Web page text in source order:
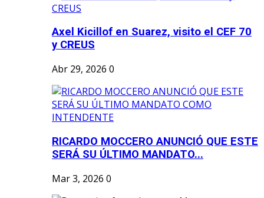
Axel Kicillof en Suarez, visito el CEF 70
y CREUS
Abr 29, 2026 0
RICARDO MOCCERO ANUNCIÓ QUE ESTE
SERÁ SU ÚLTIMO MANDATO...
Mar 3, 2026 0